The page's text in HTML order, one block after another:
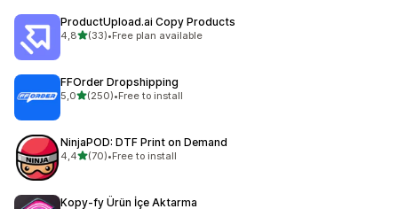
ProductUpload.ai Copy Products
4,85 yıldız üzerinden
(33)
toplam 33 değerlendirme
•Free plan available
FFOrder Dropshipping
5,05 yıldız üzerinden
(250)
toplam 250 değerlendirme
•Free to install
NinjaPOD: DTF Print on Demand
4,45 yıldız üzerinden
(70)
toplam 70 değerlendirme
•Free to install
Kopy‑fy Ürün İçe Aktarma